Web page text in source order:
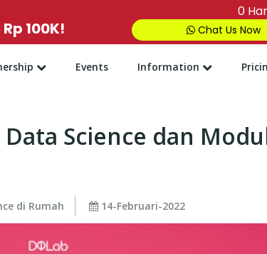
100K!
0
Chat Us Now
Events Information
Data Science dan
di Rumah 14-Februari-2022